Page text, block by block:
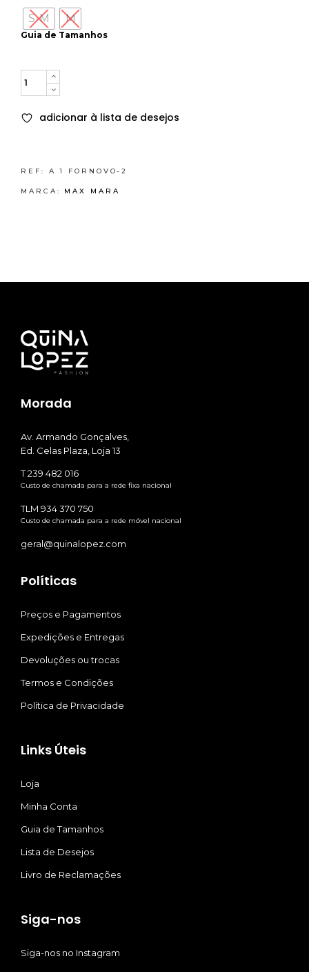
Guia de Tamanhos
S-M M
Quantity
adicionar à lista de desejos
REF: A 1 FORNOVO-2
MARCA: MAX MARA
Morada
Av. Armando Gonçalves,
Ed. Celas Plaza, Loja 13
T 239 482 016
Custo de chamada para a rede fixa nacional
TLM 934 370 750
Custo de chamada para a rede móvel nacional
geral@quinalopez.com
Políticas
Preços e Pagamentos
Expedições e Entregas
Devoluções ou trocas
Termos e Condições
Política de Privacidade
Links Úteis
Loja
Minha Conta
Guia de Tamanhos
Lista de Desejos
Livro de Reclamações
Siga-nos
Siga-nos no Instagram